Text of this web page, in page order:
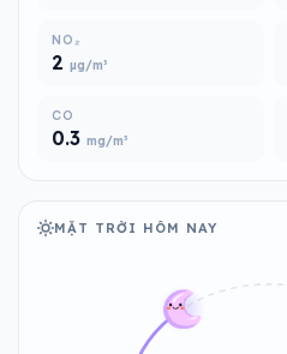
NO₂
2 µg/m³
CO
0.3 mg/m³
MẶT TRỜI HÔM NAY